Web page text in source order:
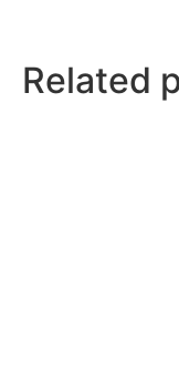
Related